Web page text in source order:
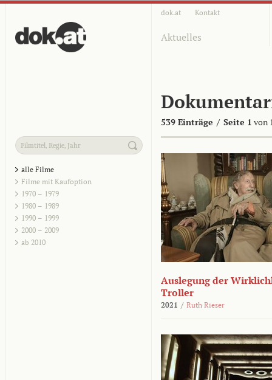
dok.at Kontakt
Aktuelles
539 Einträge / Seite 1 von
alle Filme
Filme mit Kaufoption
1970 – 1979
1980 – 1989
1990 – 1999
2000 – 2009
ab 2010
Auslegung der
Troller
2021 / Ruth Rieser